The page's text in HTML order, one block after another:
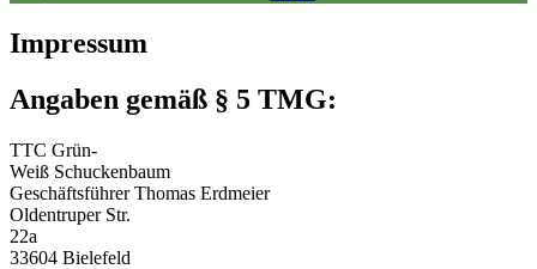
Impressum
Angaben gemäß § 5 TMG:
TTC Grün-
Weiß Schuckenbaum
Geschäftsführer Thomas Erdmeier
Oldentruper Str.
22a
33604 Bielefeld